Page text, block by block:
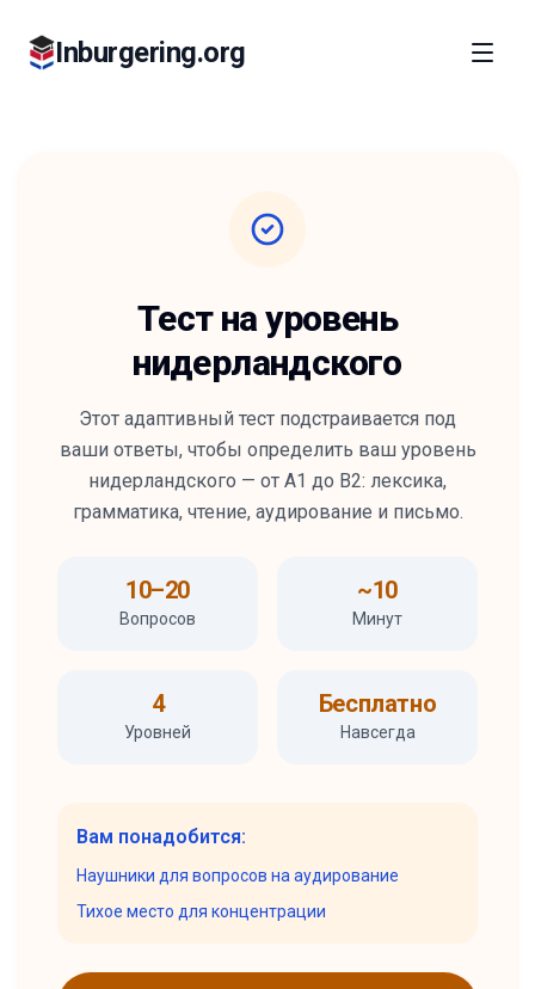
Inburgering.org
Тест на уровень
нидерландского
Этот адаптивный тест подстраивается под
ваши ответы, чтобы определить ваш уровень
нидерландского — от A1 до B2: лексика,
грамматика, чтение, аудирование и письмо.
10–20
Вопросов
~10
Минут
4
Уровней
Бесплатно
Навсегда
Вам понадобится:
Наушники для вопросов на аудирование
Тихое место для концентрации